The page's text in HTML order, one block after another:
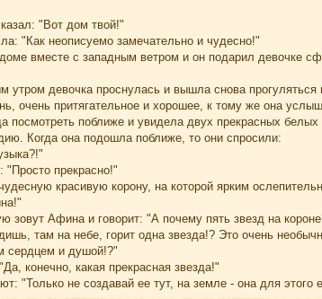
"Вот дом твой!"
"Как неописуемо замечательно и чудесно!"
вместе с западным ветром и он подарил девочке
утром девочка проснулась и вышла снова
очень притягательное и хорошее, к тому же она
посмотреть поближе и увидела двух прекрасных
Когда она подошла поближе, то они спросили:
"Просто прекрасно!"
красивую корону, на которой ярким
зовут Афина и говорит: "А почему пять звезд на
там на небе, горит одна звезда!? Это очень
сердцем и душой!?"
конечно, какая прекрасная звезда!"
"Только не создавай ее тут, на земле - она для